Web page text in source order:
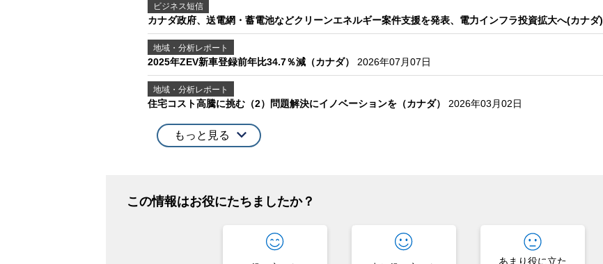
ビジネス短信
カナダ政府、送電網・蓄電池などクリーンエネルギー案件支援を発表、電力インフラ投資拡大へ(カナダ)
地域・分析レポート
2025年ZEV新車登録前年比34.7％減（カナダ） 2026年07月07日
地域・分析レポート
住宅コスト高騰に挑む（2）問題解決にイノベーションを（カナダ） 2026年03月02日
もっと見る
この情報はお役にたちましたか？
あまり役に立た